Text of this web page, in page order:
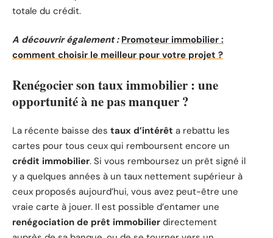
totale du crédit.
A découvrir également : Promoteur immobilier :
comment choisir le meilleur pour votre projet ?
Renégocier son taux immobilier : une
opportunité à ne pas manquer ?
La récente baisse des taux d’intérêt a rebattu les
cartes pour tous ceux qui remboursent encore un
crédit immobilier. Si vous remboursez un prêt signé il
y a quelques années à un taux nettement supérieur à
ceux proposés aujourd’hui, vous avez peut-être une
vraie carte à jouer. Il est possible d’entamer une
renégociation de prêt immobilier directement